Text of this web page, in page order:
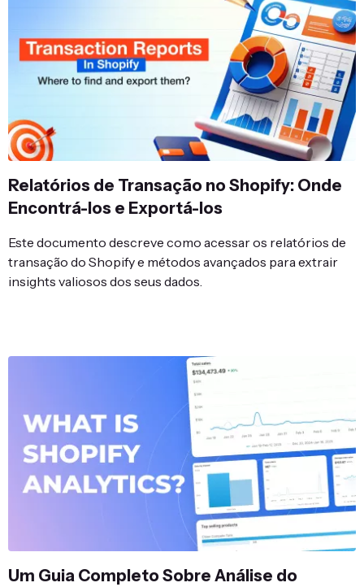
Relatórios de Transação no Shopify: Onde
Encontrá-los e Exportá-los
Este documento descreve como acessar os relatórios de
transação do Shopify e métodos avançados para extrair
insights valiosos dos seus dados.
Um Guia Completo Sobre Análise do